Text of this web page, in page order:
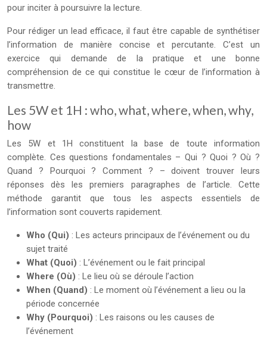
pour inciter à poursuivre la lecture.
Pour rédiger un lead efficace, il faut être capable de synthétiser
l’information de manière concise et percutante. C’est un
exercice qui demande de la pratique et une bonne
compréhension de ce qui constitue le cœur de l’information à
transmettre.
Les 5W et 1H : who, what, where, when, why,
how
Les 5W et 1H constituent la base de toute information
complète. Ces questions fondamentales – Qui ? Quoi ? Où ?
Quand ? Pourquoi ? Comment ? – doivent trouver leurs
réponses dès les premiers paragraphes de l’article. Cette
méthode garantit que tous les aspects essentiels de
l’information sont couverts rapidement.
Who (Qui) : Les acteurs principaux de l’événement ou du
sujet traité
What (Quoi) : L’événement ou le fait principal
Where (Où) : Le lieu où se déroule l’action
When (Quand) : Le moment où l’événement a lieu ou la
période concernée
Why (Pourquoi) : Les raisons ou les causes de
l’événement